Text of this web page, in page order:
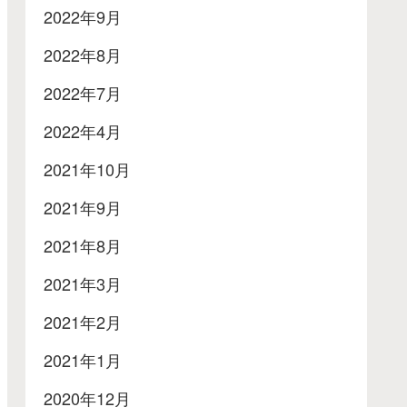
2022年9月
2022年8月
2022年7月
2022年4月
2021年10月
2021年9月
2021年8月
2021年3月
2021年2月
2021年1月
2020年12月